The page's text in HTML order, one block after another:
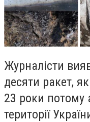
Журналісти
десяти ракет,
23 роки потому
території